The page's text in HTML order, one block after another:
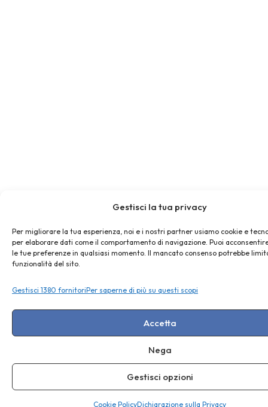
Gestisci la tua privacy
Per migliorare la tua esperienza, noi e i nostri partner usiamo cookie e
per elaborare dati come il comportamento di navigazione. Puoi
le tue preferenze in qualsiasi momento. Il mancato consenso potrebbe
funzionalità del sito.
Gestisci 1380 fornitoriPer saperne di più su questi scopi
Accetta
Nega
Gestisci opzioni
Cookie PolicyDichiarazione sulla Privacy